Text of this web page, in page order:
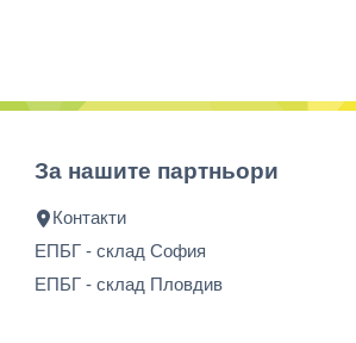
За нашите партньори
Контакти
ЕПБГ - склад София
ЕПБГ - склад Пловдив